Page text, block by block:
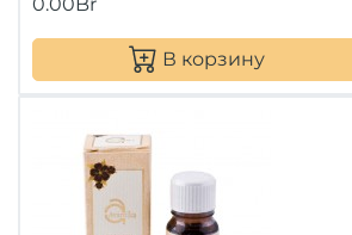
0.00Br
В корзину